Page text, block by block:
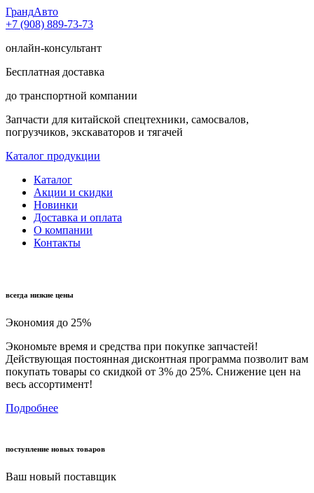
ГрандАвто
+7 (908) 889-73-73
онлайн-консультант
Бесплатная доставка
до транспортной компании
Запчасти для китайской спецтехники, самосвалов,
погрузчиков, экскаваторов и тягачей
Каталог продукции
Каталог
Акции и скидки
Новинки
Доставка и оплата
О компании
Контакты
всегда низкие цены
Экономия до 25%
Экономьте время и средства при покупке запчастей!
Действующая постоянная дисконтная программа позволит вам
покупать товары со скидкой от 3% до 25%. Снижение цен на
весь ассортимент!
Подробнее
поступление новых товаров
Ваш новый поставщик